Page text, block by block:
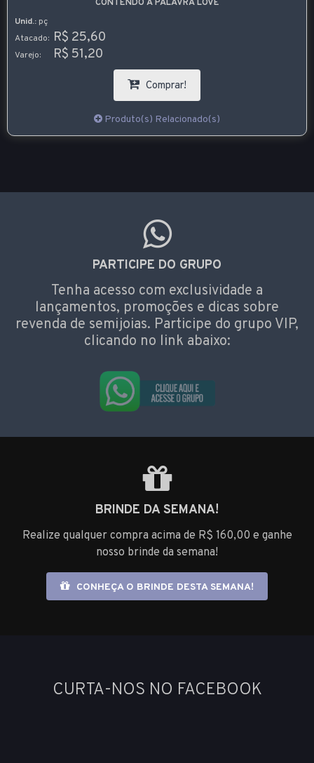
CONTENDO A PALAVRA LOVE
Unid.: pç
Atacado: R$ 25,60
Varejo: R$ 51,20
Comprar!
Produto(s) Relacionado(s)
PARTICIPE DO GRUPO
Tenha acesso com exclusividade a
lançamentos, promoções e dicas sobre
revenda de semijoias. Participe do grupo VIP,
clicando no link abaixo:
BRINDE DA SEMANA!
Realize qualquer compra acima de R$ 160,00 e ganhe
nosso brinde da semana!
CONHEÇA O BRINDE DESTA SEMANA!
CURTA-NOS NO FACEBOOK